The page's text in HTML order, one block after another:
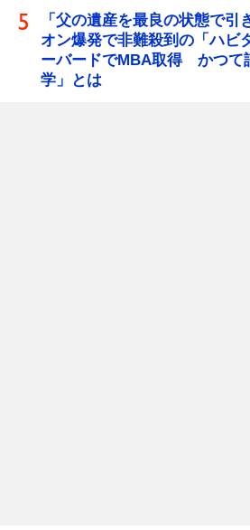
「父の遺産を最良の状態で
オン爆発で非難殺到の「ハビ
ーバードでMBA取得 かつて
学」とは